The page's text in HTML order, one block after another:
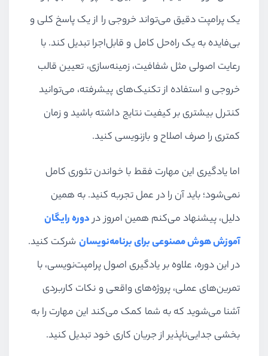
یک پرامپت دقیق می‌تواند خروجی را از یک پاسخ کلی و
بی‌فایده به یک راه‌حل کامل و قابل‌اجرا تبدیل کند. با
رعایت اصولی مثل شفافیت، زمینه‌سازی، تعیین قالب
خروجی و استفاده از تکنیک‌های پیشرفته، می‌توانید
کنترل بیشتری بر کیفیت نتایج داشته باشید و زمان
کمتری را صرف اصلاح و بازنویسی کنید.
اما یادگیری این مهارت فقط با خواندن تئوری کامل
نمی‌شود؛ باید آن را در عمل تجربه کنید. به همین
دلیل، پیشنهاد می‌کنم همین امروز دردوره رایگان
آموزش هوش مصنوعی برای برنامه‌نویسان شرکت کنید.
در این دوره، علاوه بر یادگیری اصول پرامپت‌نویسی، با
تمرین‌های عملی، پروژه‌های واقعی و نکات کاربردی
آشنا می‌شوید که به شما کمک می‌کند این مهارت را به
بخشی جدایی‌ناپذیر از جریان کاری خود تبدیل کنید.